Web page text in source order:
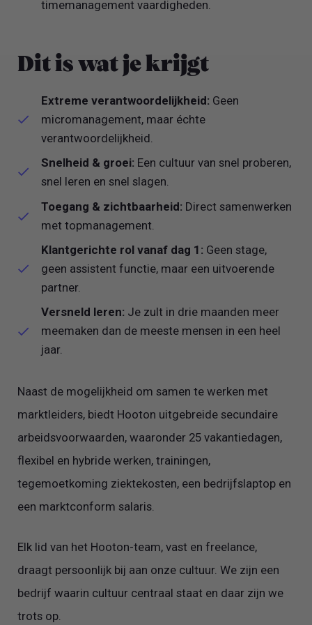
timemanagement vaardigheden.
Dit is wat je krijgt
Extreme verantwoordelijkheid: Geen
micromanagement, maar échte
verantwoordelijkheid.
Snelheid & groei: Een cultuur van snel proberen,
snel leren en snel slagen.
Toegang & zichtbaarheid: Direct samenwerken
met topmanagement.
Klantgerichte rol vanaf dag 1: Geen stage,
geen assistent functie, maar een uitvoerende
partner.
Versneld leren: Je zult in drie maanden meer
meemaken dan de meeste mensen in een heel
jaar.
Naast de mogelijkheid om samen te werken met
marktleiders, biedt Hooton uitgebreide secundaire
arbeidsvoorwaarden, waaronder 25 vakantiedagen,
flexibel en hybride werken, trainingen,
tegemoetkoming ziektekosten, een bedrijfslaptop en
een marktconform salaris.
Elk lid van het Hooton-team, vast en freelance,
draagt persoonlijk bij aan onze cultuur. We zijn een
bedrijf waarin cultuur centraal staat en daar zijn we
trots op.